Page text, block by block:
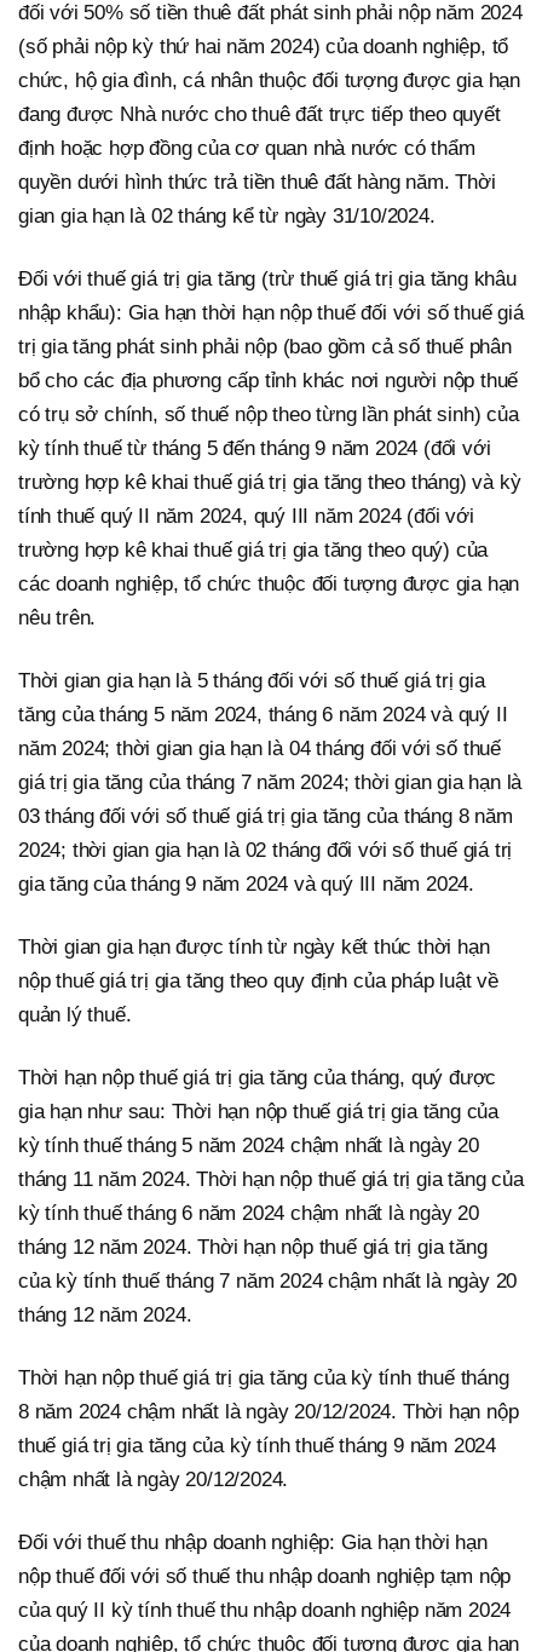
đối với 50% số tiền thuê đất phát sinh phải nộp năm 2024
(số phải nộp kỳ thứ hai năm 2024) của doanh nghiệp, tổ
chức, hộ gia đình, cá nhân thuộc đối tượng được gia hạn
đang được Nhà nước cho thuê đất trực tiếp theo quyết
định hoặc hợp đồng của cơ quan nhà nước có thẩm
quyền dưới hình thức trả tiền thuê đất hàng năm. Thời
gian gia hạn là 02 tháng kể từ ngày 31/10/2024.
Đối với thuế giá trị gia tăng (trừ thuế giá trị gia tăng khâu
nhập khẩu): Gia hạn thời hạn nộp thuế đối với số thuế giá
trị gia tăng phát sinh phải nộp (bao gồm cả số thuế phân
bổ cho các địa phương cấp tỉnh khác nơi người nộp thuế
có trụ sở chính, số thuế nộp theo từng lần phát sinh) của
kỳ tính thuế từ tháng 5 đến tháng 9 năm 2024 (đối với
trường hợp kê khai thuế giá trị gia tăng theo tháng) và kỳ
tính thuế quý II năm 2024, quý III năm 2024 (đối với
trường hợp kê khai thuế giá trị gia tăng theo quý) của
các doanh nghiệp, tổ chức thuộc đối tượng được gia hạn
nêu trên.
Thời gian gia hạn là 5 tháng đối với số thuế giá trị gia
tăng của tháng 5 năm 2024, tháng 6 năm 2024 và quý II
năm 2024; thời gian gia hạn là 04 tháng đối với số thuế
giá trị gia tăng của tháng 7 năm 2024; thời gian gia hạn là
03 tháng đối với số thuế giá trị gia tăng của tháng 8 năm
2024; thời gian gia hạn là 02 tháng đối với số thuế giá trị
gia tăng của tháng 9 năm 2024 và quý III năm 2024.
Thời gian gia hạn được tính từ ngày kết thúc thời hạn
nộp thuế giá trị gia tăng theo quy định của pháp luật về
quản lý thuế.
Thời hạn nộp thuế giá trị gia tăng của tháng, quý được
gia hạn như sau: Thời hạn nộp thuế giá trị gia tăng của
kỳ tính thuế tháng 5 năm 2024 chậm nhất là ngày 20
tháng 11 năm 2024. Thời hạn nộp thuế giá trị gia tăng của
kỳ tính thuế tháng 6 năm 2024 chậm nhất là ngày 20
tháng 12 năm 2024. Thời hạn nộp thuế giá trị gia tăng
của kỳ tính thuế tháng 7 năm 2024 chậm nhất là ngày 20
tháng 12 năm 2024.
Thời hạn nộp thuế giá trị gia tăng của kỳ tính thuế tháng
8 năm 2024 chậm nhất là ngày 20/12/2024. Thời hạn nộp
thuế giá trị gia tăng của kỳ tính thuế tháng 9 năm 2024
chậm nhất là ngày 20/12/2024.
Đối với thuế thu nhập doanh nghiệp: Gia hạn thời hạn
nộp thuế đối với số thuế thu nhập doanh nghiệp tạm nộp
của quý II kỳ tính thuế thu nhập doanh nghiệp năm 2024
của doanh nghiệp, tổ chức thuộc đối tượng được gia hạn